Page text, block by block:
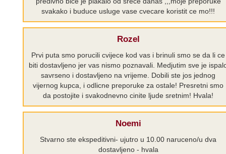
svakako i buduce usluge vase cvecare koristit ce mo!!!
Rozel
Prvi puta smo porucili cvijece kod vas i brinuli smo se da li ce
biti dostavljeno jer vas nismo poznavali. Medjutim sve je
savrseno i dostavljeno na vrijeme. Dobili ste jos jednog
vijernog kupca, i odlicne preporuke za ostale! Presretni smo
da postojite i svakodnevno cinite ljude sretnim! Hvala!
Noemi
Stvarno ste ekspeditivni- ujutro u 10.00 naruceno/u dva
dostavljeno - hvala